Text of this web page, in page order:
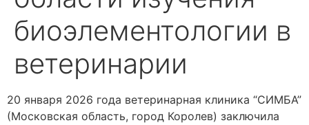
биоэлементологии в
ветеринарии
20 января 2026 года ветеринарная клиника “СИМБА”
(Московская область, город Королев) заключила